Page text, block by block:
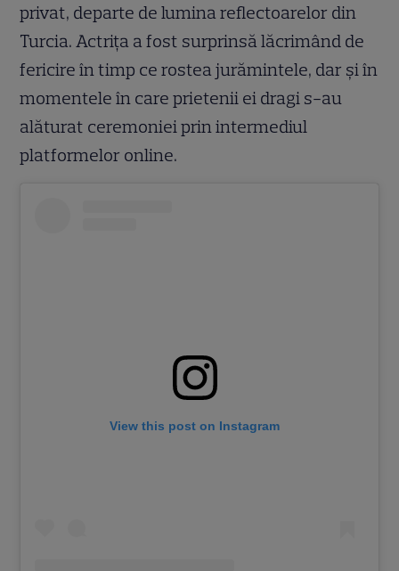
privat, departe de lumina reflectoarelor din
Turcia. Actrița a fost surprinsă lăcrimând de
fericire în timp ce rostea jurămintele, dar și în
momentele în care prietenii ei dragi s-au
alăturat ceremoniei prin intermediul
platformelor online.
View this post on Instagram